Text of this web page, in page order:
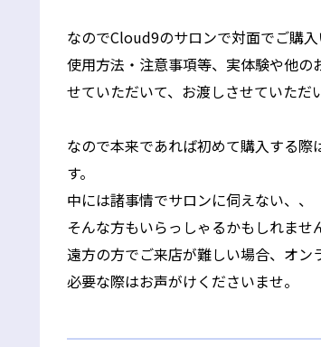
なのでCloud9のサロンで対面でご購入
使用方法・注意事項等、実体験や他
せていただいて、お渡しさせていただ
なので本来であれば初めて購入する
す。
中には諸事情でサロンに伺えない、、
そんな方もいらっしゃるかもしれませ
遠方の方でご来店が難しい場合、オン
必要な際はお声がけくださいませ。